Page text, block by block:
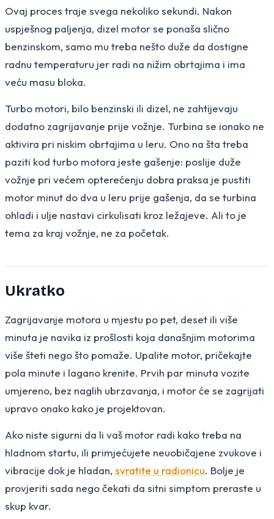
Ovaj proces traje svega nekoliko sekundi. Nakon
uspješnog paljenja, dizel motor se ponaša slično
benzinskom, samo mu treba nešto duže da dostigne
radnu temperaturu jer radi na nižim obrtajima i ima
veću masu bloka.
Turbo motori, bilo benzinski ili dizel, ne zahtijevaju
dodatno zagrijavanje prije vožnje. Turbina se ionako ne
aktivira pri niskim obrtajima u leru. Ono na šta treba
paziti kod turbo motora jeste gašenje: poslije duže
vožnje pri većem opterećenju dobra praksa je pustiti
motor minut do dva u leru prije gašenja, da se turbina
ohladi i ulje nastavi cirkulisati kroz ležajeve. Ali to je
tema za kraj vožnje, ne za početak.
Ukratko
Zagrijavanje motora u mjestu po pet, deset ili više
minuta je navika iz prošlosti koja današnjim motorima
više šteti nego što pomaže. Upalite motor, pričekajte
pola minute i lagano krenite. Prvih par minuta vozite
umjereno, bez naglih ubrzavanja, i motor će se zagrijati
upravo onako kako je projektovan.
Ako niste sigurni da li vaš motor radi kako treba na
hladnom startu, ili primjećujete neuobičajene zvukove i
vibracije dok je hladan, svratite u radionicu. Bolje je
provjeriti sada nego čekati da sitni simptom preraste u
skup kvar.